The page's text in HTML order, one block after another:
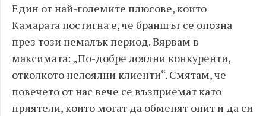
Един от най-големите плюсове, които
Камарата постигна е, че браншът се опозна
през този немалък период. Вярвам в
максимата: „По-добре лоялни конкуренти,
отколкото нелоялни клиенти“. Смятам, че
повечето от нас вече се възприемат като
приятели, които могат да обменят опит и да си